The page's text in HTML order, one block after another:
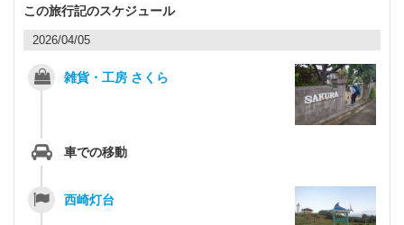
この旅行記のスケジュール
2026/04/05
雑貨・工房 さくら
車での移動
西崎灯台